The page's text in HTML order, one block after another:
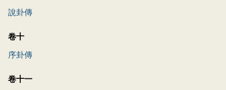
說卦傳
卷十
序卦傳
卷十一